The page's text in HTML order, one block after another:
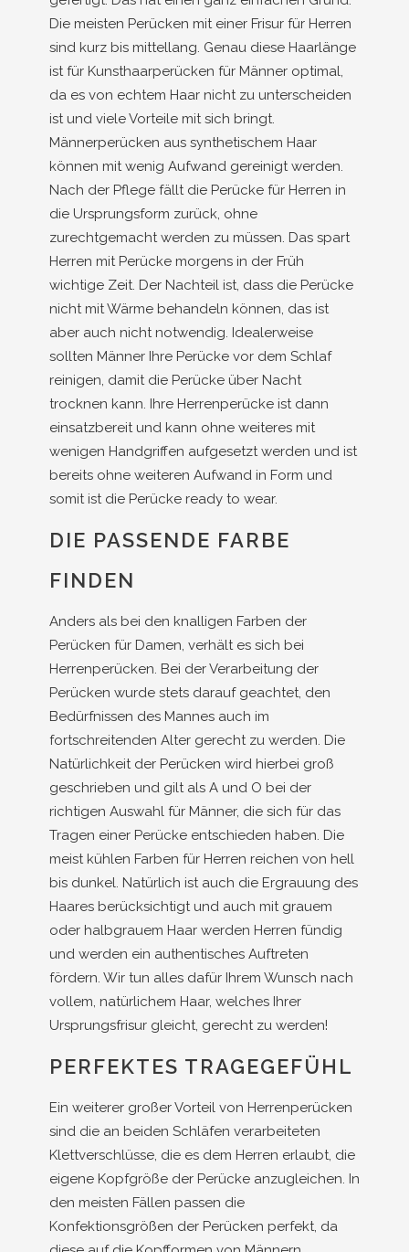
Die meisten Perücken mit einer Frisur für Herren
sind kurz bis mittellang. Genau diese Haarlänge
ist für Kunsthaarperücken für Männer optimal,
da es von echtem Haar nicht zu unterscheiden
ist und viele Vorteile mit sich bringt.
Männerperücken aus synthetischem Haar
können mit wenig Aufwand gereinigt werden.
Nach der Pflege fällt die Perücke für Herren in
die Ursprungsform zurück, ohne
zurechtgemacht werden zu müssen. Das spart
Herren mit Perücke morgens in der Früh
wichtige Zeit. Der Nachteil ist, dass die Perücke
nicht mit Wärme behandeln können, das ist
aber auch nicht notwendig. Idealerweise
sollten Männer Ihre Perücke vor dem Schlaf
reinigen, damit die Perücke über Nacht
trocknen kann. Ihre Herrenperücke ist dann
einsatzbereit und kann ohne weiteres mit
wenigen Handgriffen aufgesetzt werden und ist
bereits ohne weiteren Aufwand in Form und
somit ist die Perücke ready to wear.
DIE PASSENDE FARBE
FINDEN
Anders als bei den knalligen Farben der
Perücken für Damen, verhält es sich bei
Herrenperücken. Bei der Verarbeitung der
Perücken wurde stets darauf geachtet, den
Bedürfnissen des Mannes auch im
fortschreitenden Alter gerecht zu werden. Die
Natürlichkeit der Perücken wird hierbei groß
geschrieben und gilt als A und O bei der
richtigen Auswahl für Männer, die sich für das
Tragen einer Perücke entschieden haben. Die
meist kühlen Farben für Herren reichen von hell
bis dunkel. Natürlich ist auch die Ergrauung des
Haares berücksichtigt und auch mit grauem
oder halbgrauem Haar werden Herren fündig
und werden ein authentisches Auftreten
fördern. Wir tun alles dafür Ihrem Wunsch nach
vollem, natürlichem Haar, welches Ihrer
Ursprungsfrisur gleicht, gerecht zu werden!
PERFEKTES TRAGEGEFÜHL
Ein weiterer großer Vorteil von Herrenperücken
sind die an beiden Schläfen verarbeiteten
Klettverschlüsse, die es dem Herren erlaubt, die
eigene Kopfgröße der Perücke anzugleichen. In
den meisten Fällen passen die
Konfektionsgrößen der Perücken perfekt, da